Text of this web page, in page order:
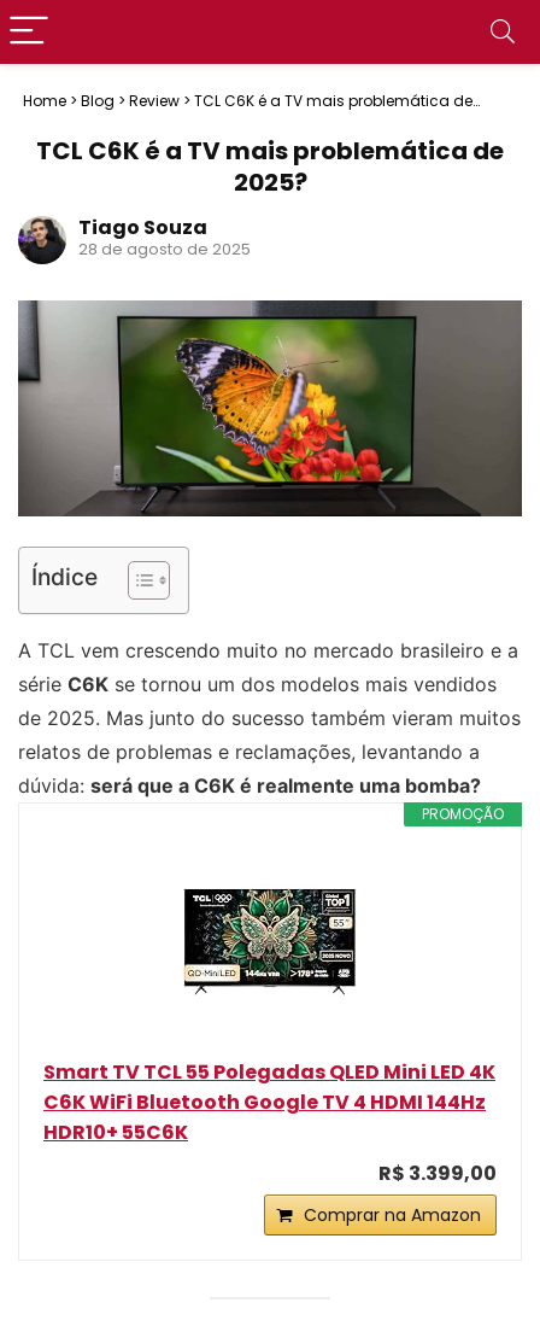
Home > Blog > Review > TCL C6K é a TV mais problemática de
TCL C6K é a TV mais problemática de
2025?
Tiago Souza
28 de agosto de 2025
Índice
A TCL vem crescendo muito no mercado brasileiro e a
série C6K se tornou um dos modelos mais vendidos
de 2025. Mas junto do sucesso também vieram muitos
relatos de problemas e reclamações, levantando a
dúvida: será que a C6K é realmente uma bomba?
PROMOÇÃO
Smart TV TCL 55 Polegadas QLED Mini LED 4K
C6K WiFi Bluetooth Google TV 4 HDMI 144Hz
HDR10+ 55C6K
R$ 3.399,00
Comprar na Amazon